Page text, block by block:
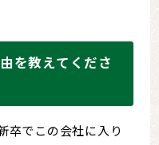
を教えてくださ
卒でこの会社に入り